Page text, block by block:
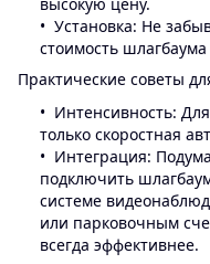
Установка: Не
стоимость
Практические советы
Интенсивность:
только скоростная
Интеграция:
подключить
системе
или парковочным
всегда эффективнее.